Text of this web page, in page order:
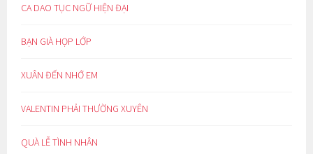
CA DAO TỤC NGỮ HIỆN ĐẠI
BẠN GIÀ HỌP LỚP
XUÂN ĐẾN NHỚ EM
VALENTIN PHẢI THƯỜNG XUYÊN
QUÀ LỄ TÌNH NHÂN